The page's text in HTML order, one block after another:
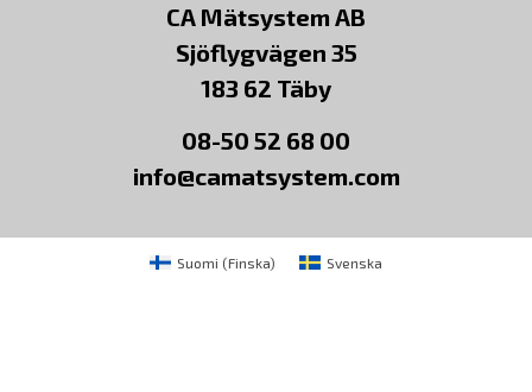
CA Mätsystem AB
Sjöflygvägen 35
183 62 Täby
08-50 52 68 00
info@camatsystem.com
Suomi (Finska) Svenska